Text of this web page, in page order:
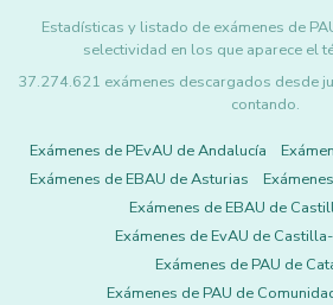
Estadísticas y listado de exámenes de
selectividad en los que aparece el
37.274.621 exámenes descargados desde
contando.
Exámenes de PEvAU de Andalucía
Exámenes de EBAU de Asturias
Exámenes de EBAU de
Exámenes de EvAU de
Exámenes de PAU de
Exámenes de PAU de